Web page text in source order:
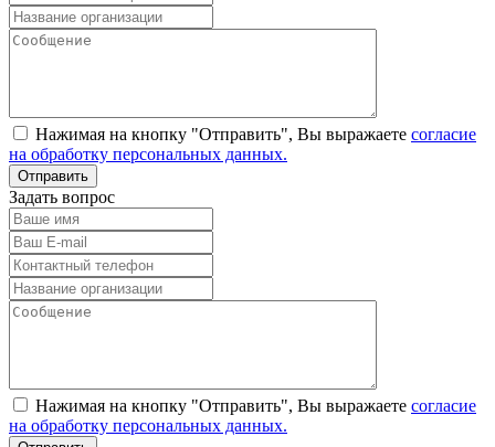
Нажимая на кнопку "Отправить", Вы выражаете согласие
на обработку персональных данных.
Задать вопрос
Нажимая на кнопку "Отправить", Вы выражаете согласие
на обработку персональных данных.